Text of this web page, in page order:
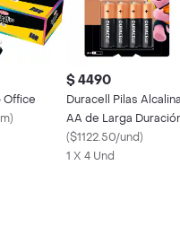
Office
)
$ 4490
Duracell Pilas
AA de Larga
($1122.50/und)
1 X 4 Und